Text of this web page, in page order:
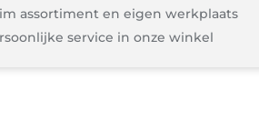
en eigen werkplaats
service in onze winkel